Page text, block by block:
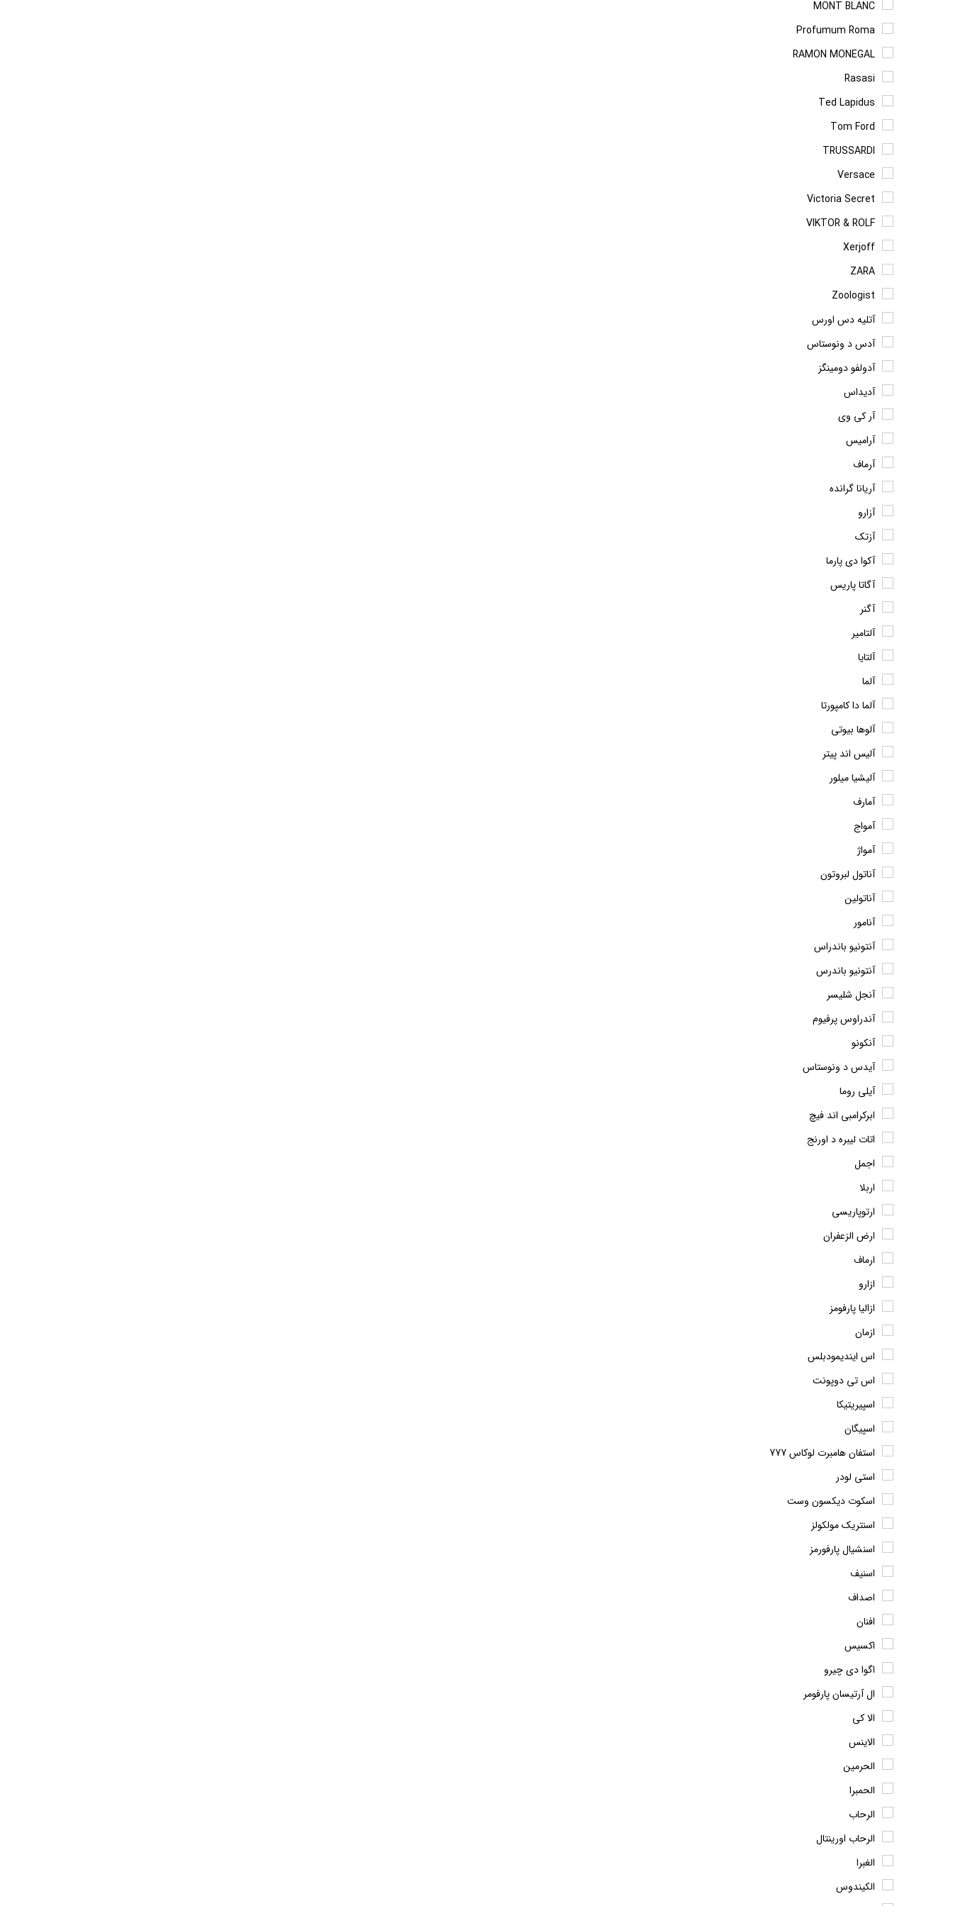
MONT BLANC
Profumum Roma
RAMON MONEGAL
Rasasi
Ted Lapidus
Tom Ford
TRUSSARDI
Versace
Victoria Secret
VIKTOR & ROLF
Xerjoff
ZARA
Zoologist
آتلیه دس اورس
آدس د ونوستاس
آدولفو دومینگز
آدیداس
آر کی وی
آرامیس
آرماف
آریانا گرانده
آزارو
آزتک
آکوا دی پارما
آگاتا پاریس
آگنر
آلتامیر
آلتایا
آلما
آلما دا کامپورتا
آلوها بیوتی
آلیس اند پیتر
آلیشیا میلور
آمارف
آمواج
آمواژ
آناتول لبروتون
آناتولین
آنامور
آنتونیو باندراس
آنتونیو باندرس
آنجل شلیسر
آندراوس پرفیوم
آنکونو
آیدس د ونوستاس
آیلی روما
ابرکرامبی اند فیچ
اتات لیبره د اورنج
اجمل
اربلا
ارتوپاریسی
ارض الزعفران
ارماف
ازارو
ازالیا پارفومز
ازمان
اس ایندیمودبلس
اس تی دوپونت
اسپیریتیکا
اسپیگان
استفان هامبرت لوکاس 777
استی لودر
اسکوت دیکسون وست
اسنتریک مولکولز
اسنشیال پارفورمز
اسنیف
اصداف
افنان
اکسیس
اگوا دی چیرو
ال آرتیسان پارفومر
الا کی
الاینس
الحرمین
الحمبرا
الرحاب
الرحاب اورینتال
الغبرا
الکیندوس